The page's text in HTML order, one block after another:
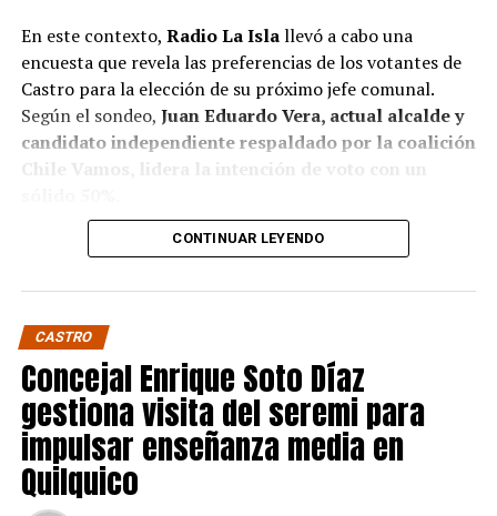
En este contexto, Radio La Islallevó a cabo una
encuesta que revela las preferencias de los votantes de
Castro para la elección de su próximo jefe comunal.
Según el sondeo, Juan Eduardo Vera, actual alcalde y
candidato independiente respaldado por la coalición
Chile Vamos, lidera la intención de voto con un
Baltazar Elgueta, candidato del Partido Socialista
segundo lugar con un 41% de apoyo, mientras que
Jaime Guerrero, candidato independiente por el
Partido socialcristiano, se sitúa en un distante 9%.
Estos resultados confirman, de algún modo, pese a que
no sean concluyentes, la fuerte presencia de Vera en la
política local, donde ha ejercido un liderazgo
significativo, respaldando su figura en otras de
potencial mayor envergadura como lo sería la eventual
CONTINUAR LEYENDO
CASTRO
Concejal Enrique Soto Díaz
gestiona visita del seremi para
impulsar enseñanza media en
Quilquico